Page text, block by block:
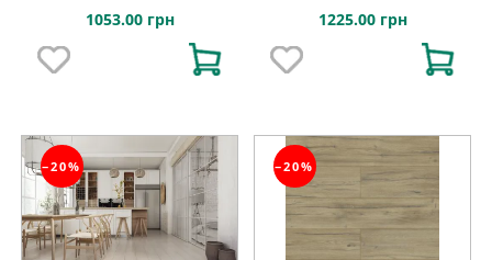
1053.00 грн 1225.00 грн
−20% −20%